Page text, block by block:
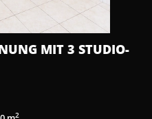
MIT 3 STUDIO-
2